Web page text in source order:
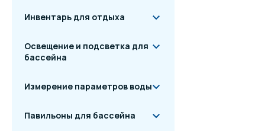
Инвентарь для отдыха
Освещение и подсветка для
бассейна
Измерение параметров воды
Павильоны для бассейна